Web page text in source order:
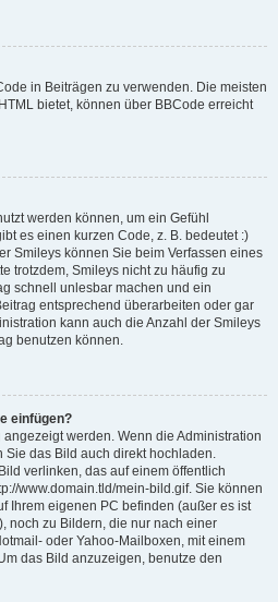
in Beiträgen zu verwenden. Die meisten
bietet, können über BBCode erreicht
werden können, um ein Gefühl
es einen kurzen Code, z. B. bedeutet :)
Smileys können Sie beim Verfassen eines
trotzdem, Smileys nicht zu häufig zu
schnell unlesbar machen und ein
entsprechend überarbeiten oder gar
kann auch die Anzahl der Smileys
benutzen können.
einfügen?
werden. Wenn die Administration
Sie das Bild auch direkt hochladen.
verlinken, das auf einem öffentlich
www.domain.tld/mein-bild.gif. Sie können
Ihrem eigenen PC befinden (außer es ist
noch zu Bildern, die nur nach einer
oder Yahoo-Mailboxen, mit einem
das Bild anzuzeigen, benutze den